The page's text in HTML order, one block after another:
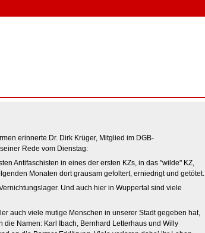
erinnerte Dr. Dirk Krüger, Mitglied im DGB-
Rede vom Dienstag:
Antifaschisten in eines der ersten KZs, in das "wilde" KZ,
Monaten dort grausam gefoltert, erniedrigt und getötet.
Und auch hier in Wuppertal sind viele
auch viele mutige Menschen in unserer Stadt gegeben hat,
Namen: Karl Ibach, Bernhard Letterhaus und Willy